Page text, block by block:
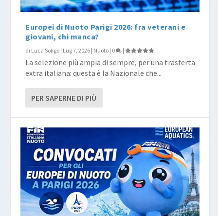
Europei di Nuoto Parigi 2026: fra veterani e
giovani, chi manca?
di Luca Soligo | Lug 7, 2026 | Nuoto | 0 |
La selezione più ampia di sempre, per una trasferta
extra italiana: questa è la Nazionale che...
PER SAPERNE DI PIÙ